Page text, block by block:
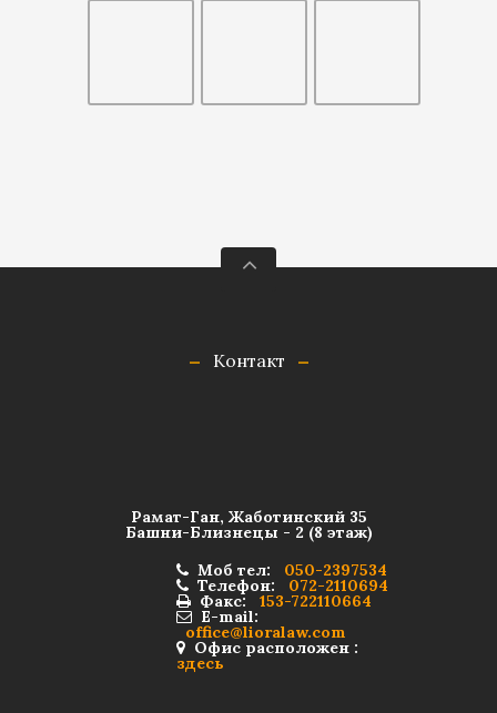
Контакт
Рамат-Ган, Жаботинский 35
Башни-Близнецы - 2 (8 этаж)
Моб тел:
050-2397534
Телефон: 072-2110694
Факс: 153-722110664
E-mail:
office@lioralaw.com
Офис расположен :
здесь